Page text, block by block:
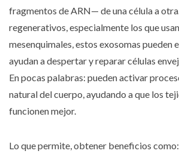
fragmentos de ARN— de una célula a
regenerativos, especialmente los que
mesenquimales, estos exosomas pueden
ayudan a despertar y reparar células
En pocas palabras: pueden activar
natural del cuerpo, ayudando a que los
funcionen mejor.
Lo que permite, obtener beneficios como: